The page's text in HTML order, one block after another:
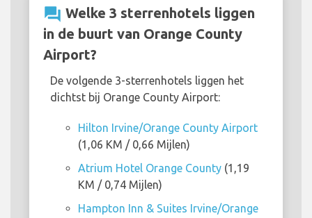
question_answer Welke 3 sterrenhotels liggen
in de buurt van Orange County
Airport?
De volgende 3-sterrenhotels liggen het
dichtst bij Orange County Airport:
Hilton Irvine/Orange County Airport
(1,06 KM / 0,66 Mijlen)
Atrium Hotel Orange County (1,19
KM / 0,74 Mijlen)
Hampton Inn & Suites Irvine/Orange